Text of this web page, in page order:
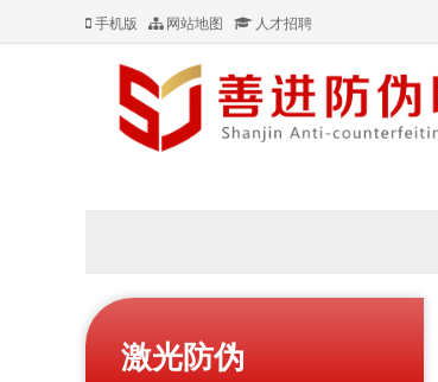
手机版 网站地图 人才招聘
激光防伪